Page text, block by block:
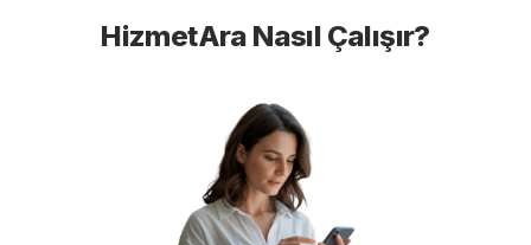
HizmetAra Nasıl Çalışır?